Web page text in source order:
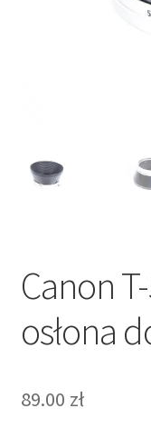
Canon
osłona
89.00 zł